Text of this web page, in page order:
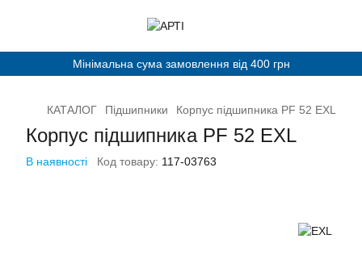
Мінімальна сума замовлення від 400 грн
КАТАЛОГ Підшипники Корпус підшипника PF 52 ЕXL
Корпус підшипника PF 52 ЕXL
В наявності Код товару: 117-03763